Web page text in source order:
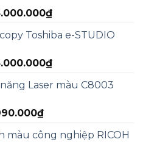
₫Giá
tại
13.000.000₫.
Toshiba e-STUDIO
₫Giá
tại
Laser màu C8003
₫Giá
tại
màu công nghiệp RICOH